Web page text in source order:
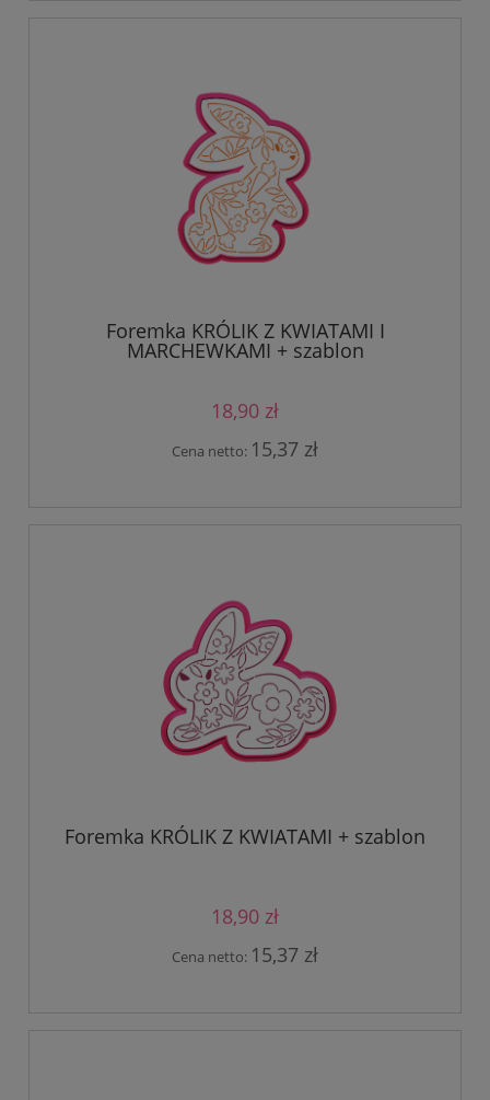
Foremka KRÓLIK Z KWIATAMI I
MARCHEWKAMI + szablon
18,90 zł
Cena netto: 15,37 zł
Foremka KRÓLIK Z KWIATAMI + szablon
18,90 zł
Cena netto: 15,37 zł